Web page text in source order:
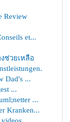
Review
et...
ช่วยเหลือ
Dad's ...
...
...
Kranken...